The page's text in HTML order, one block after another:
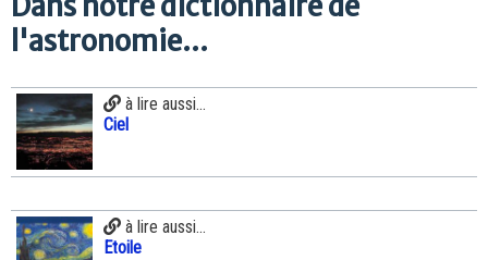
Dans notre dictionnaire de
l'astronomie...
à lire aussi...
Ciel
à lire aussi...
Etoile